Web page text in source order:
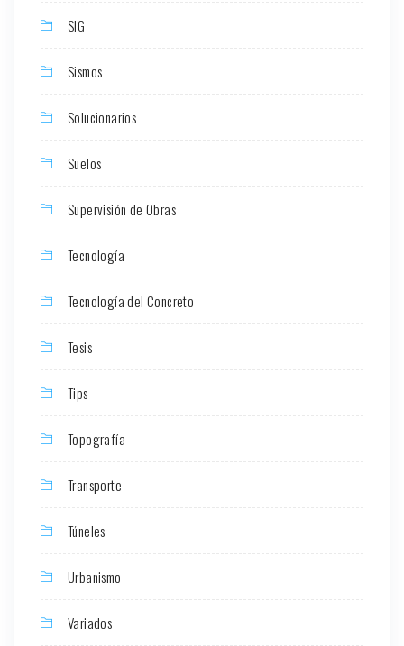
SIG
Sismos
Solucionarios
Suelos
Supervisión de Obras
Tecnología
Tecnología del Concreto
Tesis
Tips
Topografía
Transporte
Túneles
Urbanismo
Variados